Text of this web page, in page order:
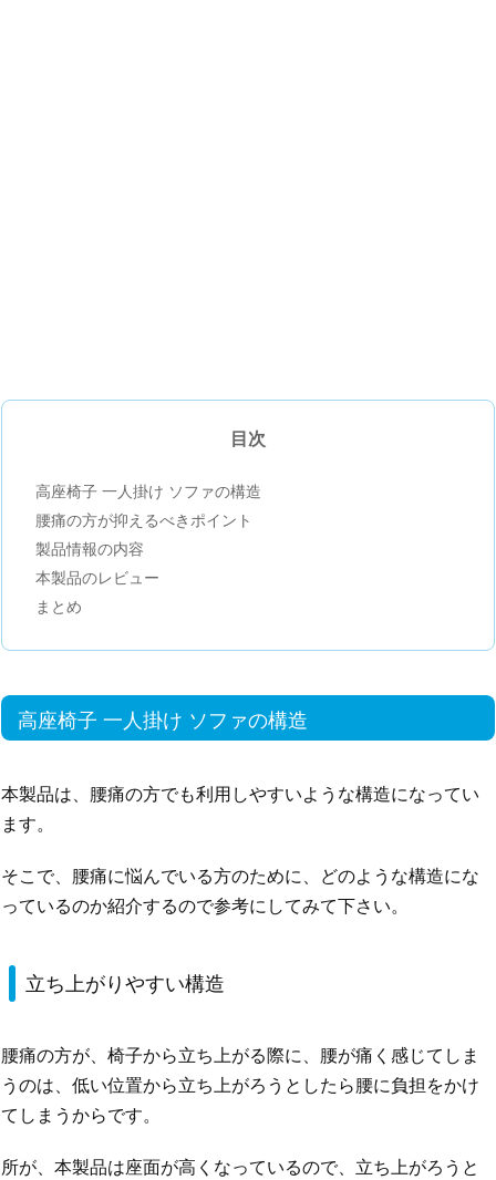
目次
高座椅子 一人掛け ソファの構造
腰痛の方が抑えるべきポイント
製品情報の内容
本製品のレビュー
まとめ
高座椅子 一人掛け ソファの構造
本製品は、腰痛の方でも利用しやすいような構造になってい
ます。
そこで、腰痛に悩んでいる方のために、どのような構造にな
っているのか紹介するので参考にしてみて下さい。
立ち上がりやすい構造
腰痛の方が、椅子から立ち上がる際に、腰が痛く感じてしま
うのは、低い位置から立ち上がろうとしたら腰に負担をかけ
てしまうからです。
所が、本製品は座面が高くなっているので、立ち上がろうと